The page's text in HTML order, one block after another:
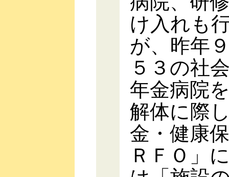
け入れも
が、昨年
５３の社
年金病院
解体に際
金・健康
ＲＦＯ」